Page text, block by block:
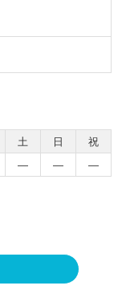
土 日
祝
― ―
―